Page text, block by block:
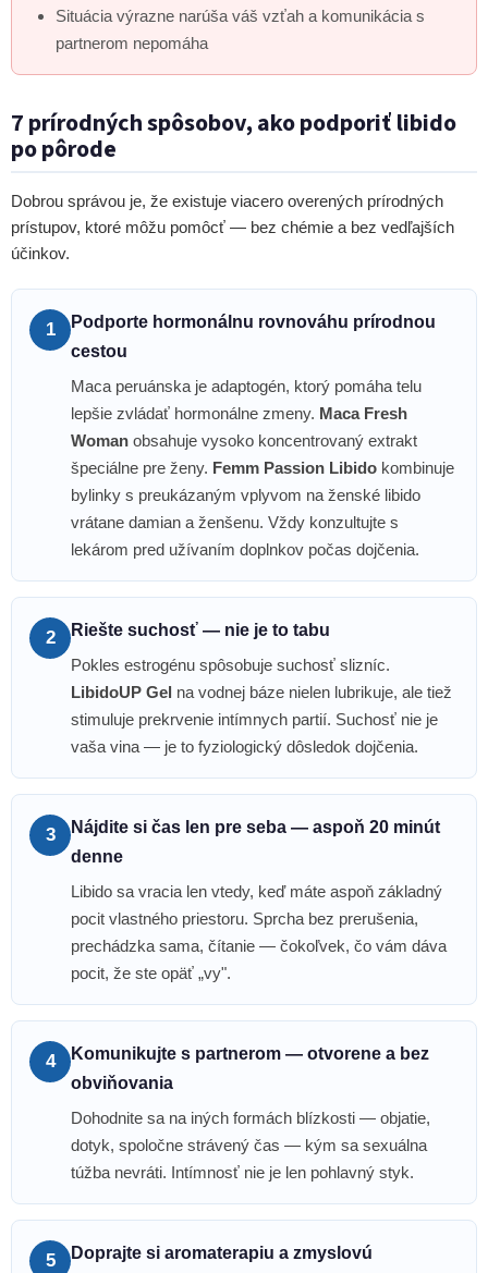
Situácia výrazne narúša váš vzťah a komunikácia s
partnerom nepomáha
7 prírodných spôsobov, ako podporiť libido
po pôrode
Dobrou správou je, že existuje viacero overených prírodných
prístupov, ktoré môžu pomôcť — bez chémie a bez vedľajších
účinkov.
1
Podporte hormonálnu rovnováhu prírodnou
cestou
Maca peruánska je adaptogén, ktorý pomáha telu
lepšie zvládať hormonálne zmeny. Maca Fresh
Woman obsahuje vysoko koncentrovaný extrakt
špeciálne pre ženy. Femm Passion Libido kombinuje
bylinky s preukázaným vplyvom na ženské libido
vrátane damian a ženšenu. Vždy konzultujte s
lekárom pred užívaním doplnkov počas dojčenia.
2
Riešte suchosť — nie je to tabu
Pokles estrogénu spôsobuje suchosť slizníc.
LibidoUP Gel na vodnej báze nielen lubrikuje, ale tiež
stimuluje prekrvenie intímnych partií. Suchosť nie je
vaša vina — je to fyziologický dôsledok dojčenia.
3
Nájdite si čas len pre seba — aspoň 20 minút
denne
Libido sa vracia len vtedy, keď máte aspoň základný
pocit vlastného priestoru. Sprcha bez prerušenia,
prechádzka sama, čítanie — čokoľvek, čo vám dáva
pocit, že ste opäť „vy".
4
Komunikujte s partnerom — otvorene a bez
obviňovania
Dohodnite sa na iných formách blízkosti — objatie,
dotyk, spoločne strávený čas — kým sa sexuálna
túžba nevráti. Intímnosť nie je len pohlavný styk.
5
Doprajte si aromaterapiu a zmyslovú